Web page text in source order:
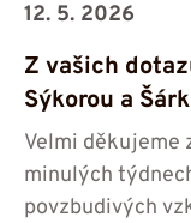
12. 5. 2026
Z vašich
Sýkorou a
Velmi děkujeme
minulých
povzbudivých